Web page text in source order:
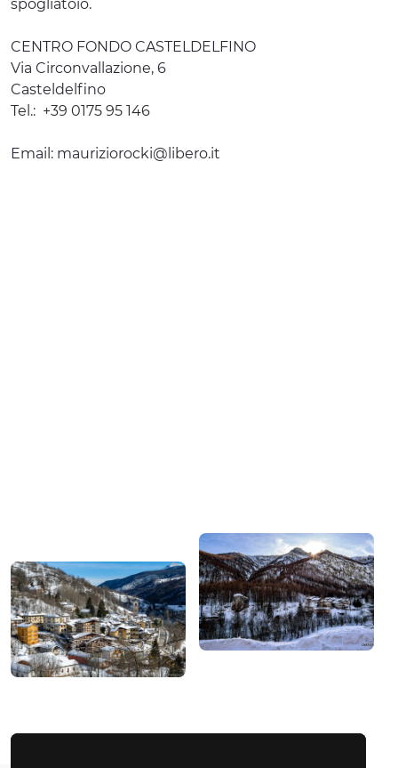
spogliatoio.
CENTRO FONDO CASTELDELFINO
Via Circonvallazione, 6
Casteldelfino
Tel.: +39 0175 95 146
Email: mauriziorocki@libero.it